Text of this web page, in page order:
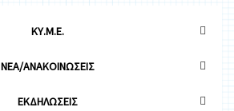
ΚΥ.Μ.Ε.
ΝΕΑ/ΑΝΑΚΟΙΝΩΣΕΙΣ
ΕΚΔΗΛΩΣΕΙΣ